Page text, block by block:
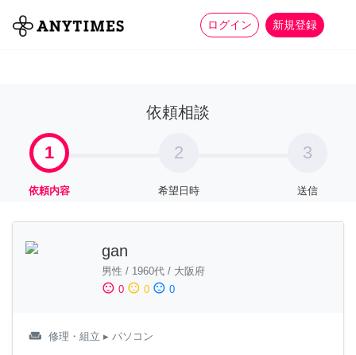
ログイン 新規登録
全て 家事 more_horiz
依頼相談
1
依頼内容
2
希望日時
3
送信
gan
男性 / 1960代 / 大阪府
sentiment_satisfied 0 sentiment_neutral 0 sentiment_dissatisfied 0
weekend 修理・組立 ▸ パソコン